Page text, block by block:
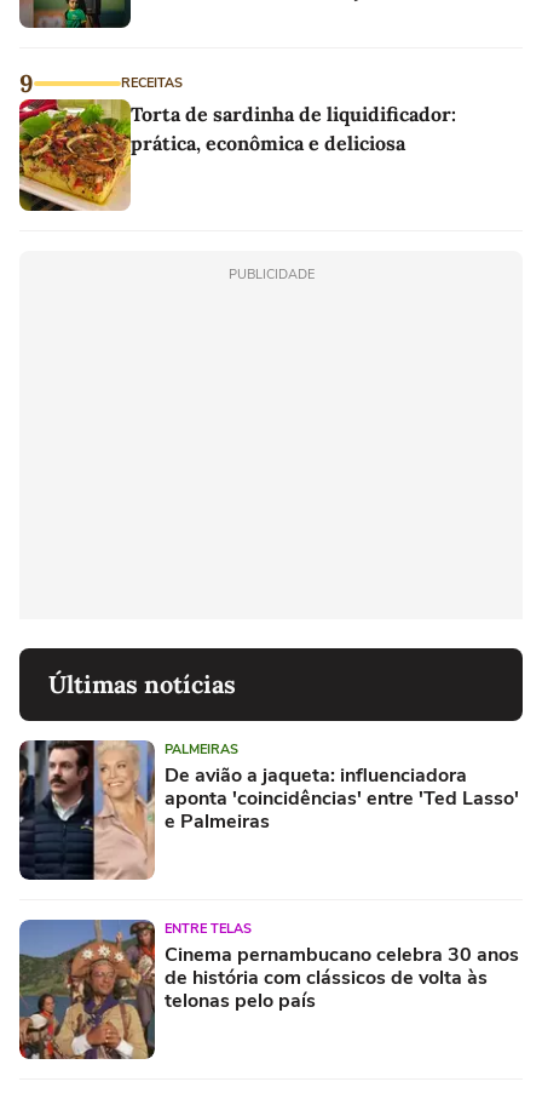
9 RECEITAS
Torta de sardinha de liquidificador:
prática, econômica e deliciosa
PUBLICIDADE
Últimas notícias
PALMEIRAS
De avião a jaqueta: influenciadora
aponta 'coincidências' entre 'Ted Lasso'
e Palmeiras
ENTRE TELAS
Cinema pernambucano celebra 30 anos
de história com clássicos de volta às
telonas pelo país